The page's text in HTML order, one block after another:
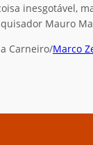
inesgotável,
Mauro
Carneiro/Marco